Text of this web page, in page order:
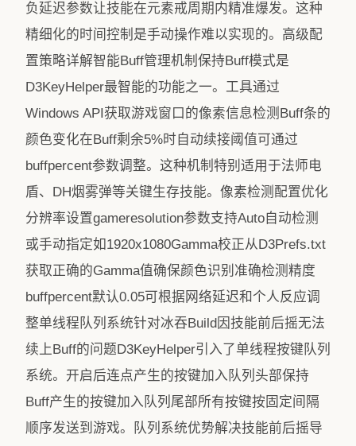
负延迟参数让技能在元素戒周期内精准爆发。这种
精细化的时间控制是手动操作难以实现的。高级配
置策略详解智能Buff管理机制保持Buff模式是
D3KeyHelper最智能的功能之一。工具通过
Windows API获取游戏窗口的像素信息检测Buff条的
颜色变化在Buff剩余5%时自动续接阈值可通过
buffpercent参数调整。这种机制特别适用于法师电
盾、DH烟雾弹等关键生存技能。像素检测配置优化
分辨率设置gameresolution参数支持Auto自动检测
或手动指定如1920x1080Gamma校正从D3Prefs.txt
获取正确的Gamma值确保颜色识别准确检测精度
buffpercent默认0.05可根据网络延迟和个人反应调
整单线程队列系统针对冰吞Build因技能前后摇无法
续上Buff的问题D3KeyHelper引入了单线程按键队列
系统。开启后连点产生的按键加入队列头部保持
Buff产生的按键加入队列尾部所有按键按固定间隔
顺序发送到游戏。队列系统优势解决技能前后摇导